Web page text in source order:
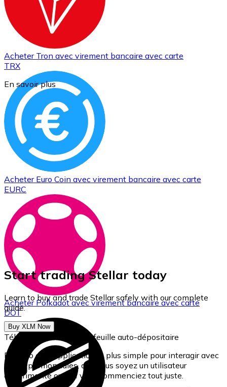
Acheter Tron avec virement bancaire avec carte
TRX
Acheter Euro Coin avec virement bancaire avec carte
EURC
Acheter Polkadotavec virement bancaire avec carte
DOT
En savoir plus
Start trading Stellar today
Learn to buy and trade Stellar safely with our complete
guide.
Buy XLM Now
Téléchargez notre portefeuille auto-dépositaire
Bitnovo est l'application la plus simple pour interagir avec
les cryptomonnaies, que vous soyez un utilisateur
expérimenté ou que vous commenciez tout juste.